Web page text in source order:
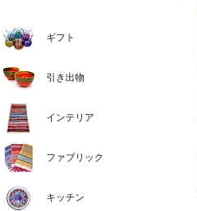
ギフト
引き出物
インテリア
ファブリック
キッチン